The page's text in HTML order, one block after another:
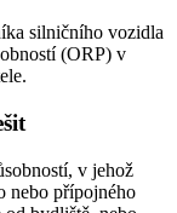
silničního vozidla
(ORP) v
v jehož
nebo přípojného